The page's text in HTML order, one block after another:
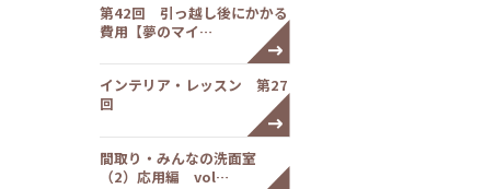
第42回 引っ越し後にかかる
費用【夢のマイ…
インテリア・レッスン 第27
回
間取り・みんなの洗面室
（2）応用編 vol…